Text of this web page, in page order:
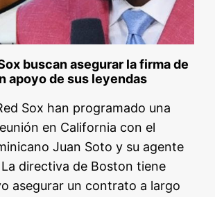
buscan asegurar la firma de
apoyo de sus leyendas
Sox han programado una
en California con el
Juan Soto y su agente
directiva de Boston tiene
asegurar un contrato a largo